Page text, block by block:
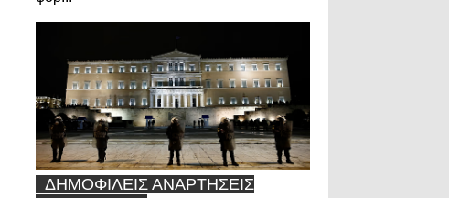
ΔΗΜΟΦΙΛΕΙΣ ΑΝΑΡΤΗΣΕΙΣ